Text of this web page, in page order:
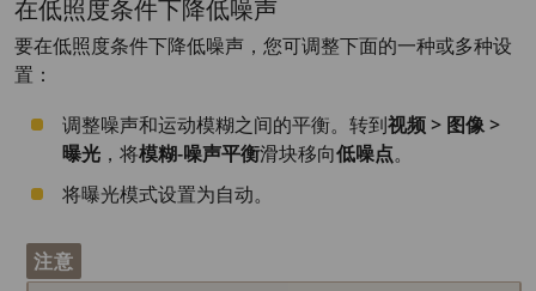
在低照度条件下降低噪声
要在低照度条件下降低噪声，您可调整下面的一种或多种设
置：
调整噪声和运动模糊之间的平衡。转到视频 > 图像 >
曝光 ，将模糊-噪声平衡滑块移向低噪点。
将曝光模式设置为自动。
注意